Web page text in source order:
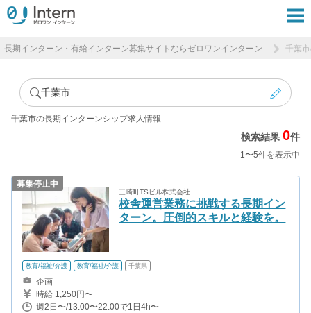
長期インターン・有給インターン募集サイトならゼロワンインターン 千葉
千葉市
千葉市の長期インターンシップ求人情報
検索結果0件
1〜5件を表示中
募集停止中
三崎町TSビル株式会社
校舎運営業務に挑戦する長期イン
ターン。圧倒的スキルと経験を。
教育/福祉/介護 教育/福祉/介護 千葉県
企画
時給 1,250円〜
週2日〜/13:00〜22:00で1日4h〜